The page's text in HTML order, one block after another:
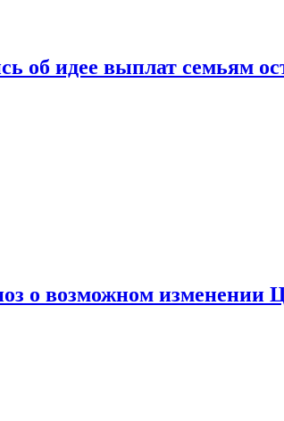
об идее выплат семьям
о возможном изменении